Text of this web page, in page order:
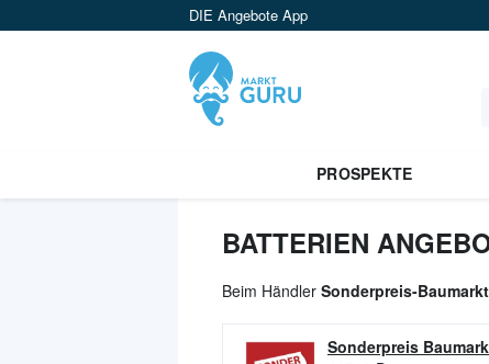
DIE Angebote App
PROSPEKTE
BATTERIEN
Beim Händler Sonderpreis-Baumarkt
Sonderpreis